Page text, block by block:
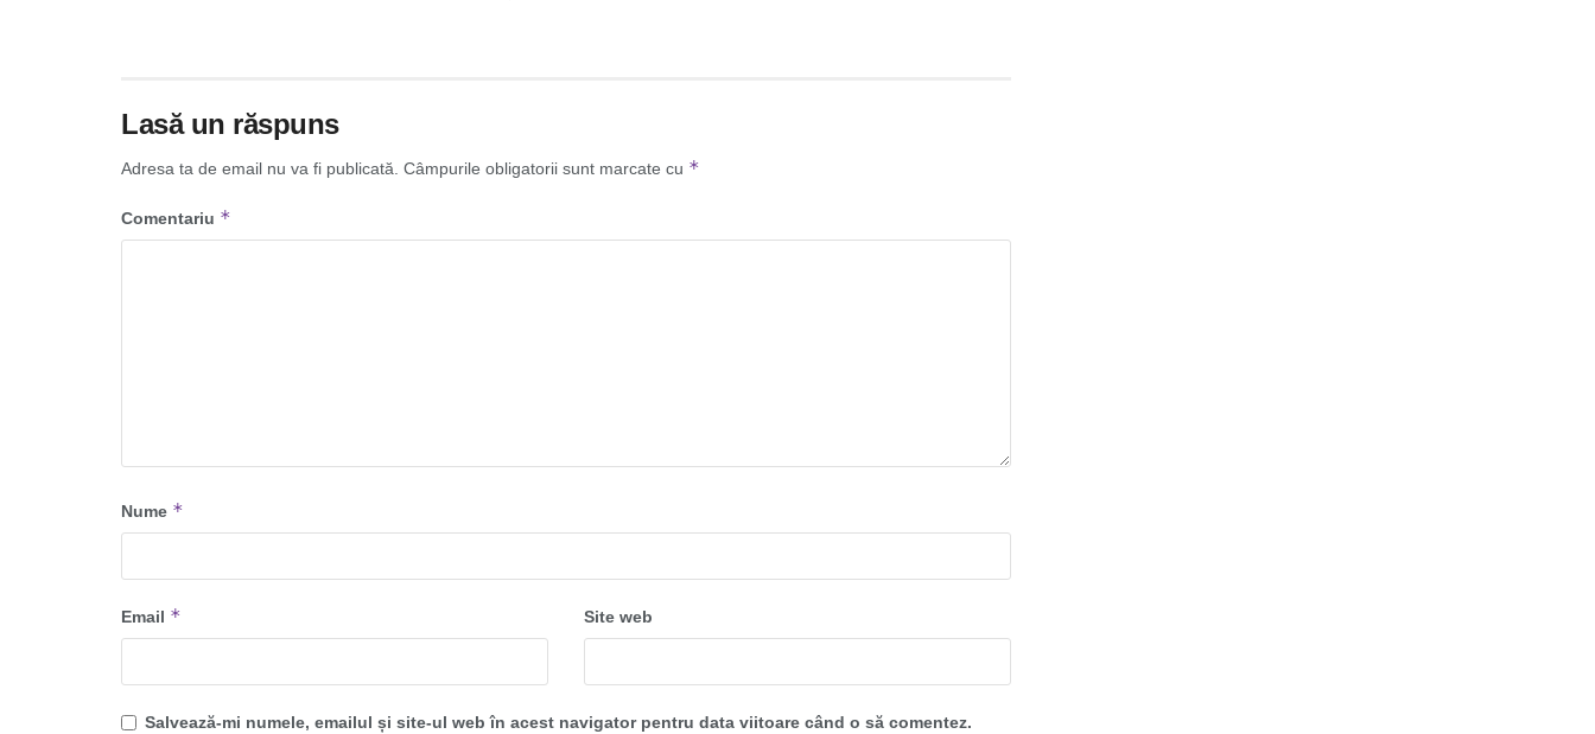
Lasă un răspuns
Adresa ta de email nu va fi publicată. Câmpurile obligatorii sunt marcate cu *
Comentariu *
Nume *
Email * Site web
Salvează-mi numele, emailul și site-ul web în acest navigator pentru data viitoare când o să comentez.